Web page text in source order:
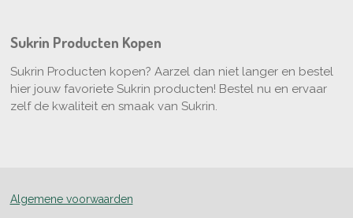
Sukrin Producten Kopen
Sukrin Producten kopen? Aarzel dan niet langer en bestel
hier jouw favoriete Sukrin producten! Bestel nu en ervaar
zelf de kwaliteit en smaak van Sukrin.
Algemene voorwaarden